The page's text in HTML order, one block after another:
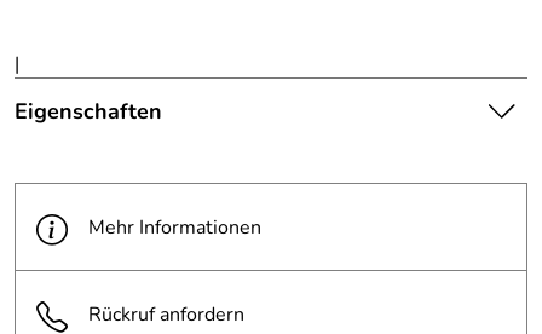
|
Eigenschaften
Hinweis
Produktbilder:
stellt keine verbindliche
beachten Sie die
Textbeschreibung.
Mehr Informationen
Rückruf anfordern